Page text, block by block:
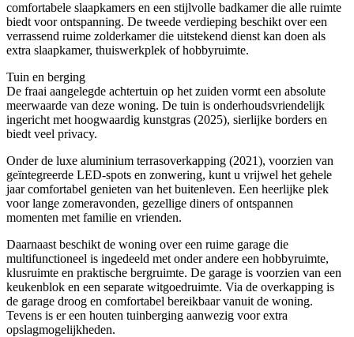
comfortabele slaapkamers en een stijlvolle badkamer die alle ruimte
biedt voor ontspanning. De tweede verdieping beschikt over een
verrassend ruime zolderkamer die uitstekend dienst kan doen als
extra slaapkamer, thuiswerkplek of hobbyruimte.
Tuin en berging
De fraai aangelegde achtertuin op het zuiden vormt een absolute
meerwaarde van deze woning. De tuin is onderhoudsvriendelijk
ingericht met hoogwaardig kunstgras (2025), sierlijke borders en
biedt veel privacy.
Onder de luxe aluminium terrasoverkapping (2021), voorzien van
geïntegreerde LED-spots en zonwering, kunt u vrijwel het gehele
jaar comfortabel genieten van het buitenleven. Een heerlijke plek
voor lange zomeravonden, gezellige diners of ontspannen
momenten met familie en vrienden.
Daarnaast beschikt de woning over een ruime garage die
multifunctioneel is ingedeeld met onder andere een hobbyruimte,
klusruimte en praktische bergruimte. De garage is voorzien van een
keukenblok en een separate witgoedruimte. Via de overkapping is
de garage droog en comfortabel bereikbaar vanuit de woning.
Tevens is er een houten tuinberging aanwezig voor extra
opslagmogelijkheden.